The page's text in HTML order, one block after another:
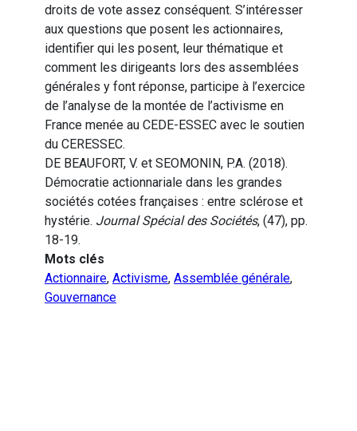
droits de vote assez conséquent. S’intéresser
aux questions que posent les actionnaires,
identifier qui les posent, leur thématique et
comment les dirigeants lors des assemblées
générales y font réponse, participe à l’exercice
de l’analyse de la montée de l’activisme en
France menée au CEDE-ESSEC avec le soutien
du CERESSEC.
DE BEAUFORT, V. et SEOMONIN, P.A. (2018).
Démocratie actionnariale dans les grandes
sociétés cotées françaises : entre sclérose et
hystérie. Journal Spécial des Sociétés, (47), pp.
18-19.
Mots clés
Actionnaire, Activisme, Assemblée générale,
Gouvernance